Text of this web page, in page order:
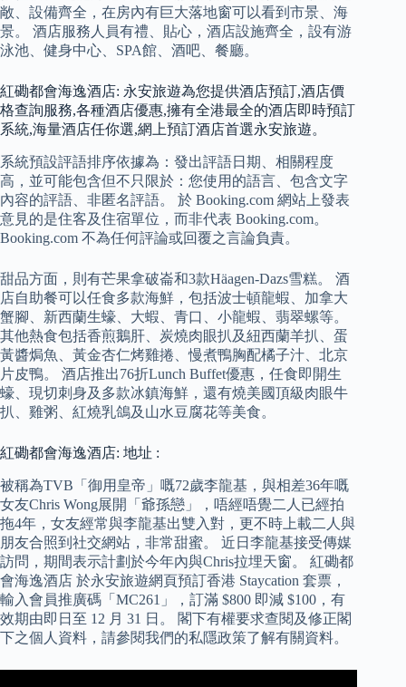
敞、設備齊全，在房內有巨大落地窗可以看到市景、海
景。 酒店服務人員有禮、貼心，酒店設施齊全，設有游
泳池、健身中心、SPA館、酒吧、餐廳。
紅磡都會海逸酒店: 永安旅遊為您提供酒店預訂,酒店價
格查詢服務,各種酒店優惠,擁有全港最全的酒店即時預訂
系統,海量酒店任你選,網上預訂酒店首選永安旅遊。
系統預設評語排序依據為：發出評語日期、相關程度
高，並可能包含但不只限於：您使用的語言、包含文字
內容的評語、非匿名評語。 於 Booking.com 網站上發表
意見的是住客及住宿單位，而非代表 Booking.com。
Booking.com 不為任何評論或回覆之言論負責。
甜品方面，則有芒果拿破崙和3款Häagen-Dazs雪糕。 酒
店自助餐可以任食多款海鮮，包括波士頓龍蝦、加拿大
蟹腳、新西蘭生蠔、大蝦、青口、小龍蝦、翡翠螺等。
其他熱食包括香煎鵝肝、炭燒肉眼扒及紐西蘭羊扒、蛋
黃醬焗魚、黃金杏仁烤雞捲、慢煮鴨胸配橘子汁、北京
片皮鴨。 酒店推出76折Lunch Buffet優惠，任食即開生
蠔、現切刺身及多款冰鎮海鮮，還有燒美國頂級肉眼牛
扒、雞粥、紅燒乳鴿及山水豆腐花等美食。
紅磡都會海逸酒店: 地址 :
被稱為TVB「御用皇帝」嘅72歲李龍基，與相差36年嘅
女友Chris Wong展開「爺孫戀」，唔經唔覺二人已經拍
拖4年，女友經常與李龍基出雙入對，更不時上載二人與
朋友合照到社交網站，非常甜蜜。 近日李龍基接受傳媒
訪問，期間表示計劃於今年內與Chris拉埋天窗。 紅磡都
會海逸酒店 於永安旅遊網頁預訂香港 Staycation 套票，
輸入會員推廣碼「MC261」，訂滿 $800 即減 $100，有
效期由即日至 12 月 31 日。 閣下有權要求查閱及修正閣
下之個人資料，請參閱我們的私隱政策了解有關資料。